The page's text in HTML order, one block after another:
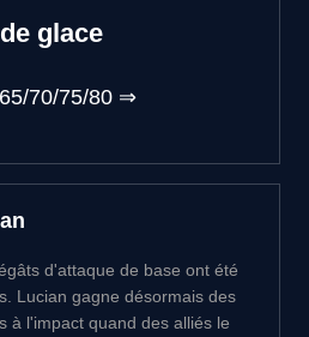
glace
70/75/80 ⇒
d'attaque de base ont été
Lucian gagne désormais des
à l'impact quand des alliés le